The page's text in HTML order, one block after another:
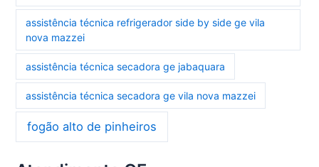
assistência técnica refrigerador side by side ge vila
nova mazzei
assistência técnica secadora ge jabaquara
assistência técnica secadora ge vila nova mazzei
fogão alto de pinheiros